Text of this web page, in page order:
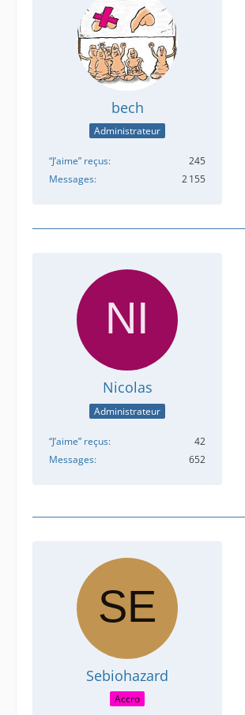
bech
Administrateur
“J’aime” reçus
245
Messages
2 155
Nicolas
Administrateur
“J’aime” reçus
42
Messages
652
Sebiohazard
Accro